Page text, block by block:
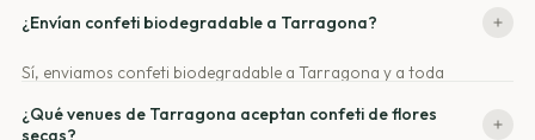
¿Envían confeti biodegradable a Tarragona?
Sí, enviamos confeti biodegradable a Tarragona y a toda
¿Qué venues de Tarragona aceptan confeti de flores
secas?